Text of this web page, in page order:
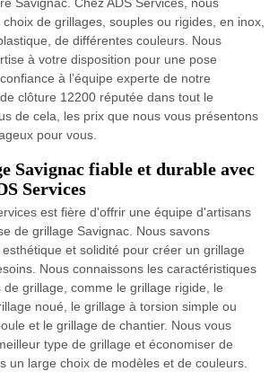
de grillages, souples ou rigides, en inox,
de différentes couleurs. Nous
à votre disposition pour une pose
à l’équipe experte de notre
clôture 12200 réputée dans tout le
de cela, les prix que nous vous présentons
pour vous.
Savignac fiable et durable avec
Services
est fière d'offrir une équipe d'artisans
de grillage Savignac. Nous savons
et solidité pour créer un grillage
Nous connaissons les caractéristiques
grillage, comme le grillage rigide, le
noué, le grillage à torsion simple ou
et le grillage de chantier. Nous vous
type de grillage et économiser de
un large choix de modèles et de couleurs.